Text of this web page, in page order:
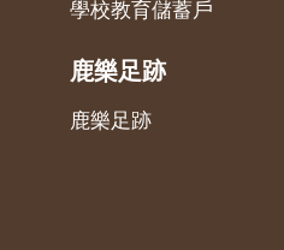
學校教育儲蓄戶
鹿樂足跡
鹿樂足跡